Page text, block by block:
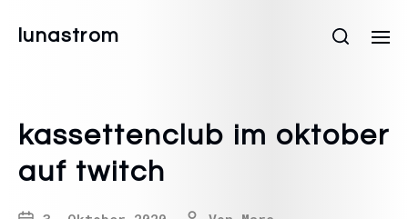
lunastrom
kassettenclub im oktober
auf twitch